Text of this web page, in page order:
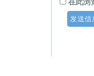
在此浏